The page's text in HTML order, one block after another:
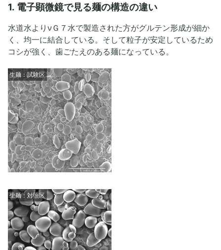
1. 電子顕微鏡で見る麺の構造の違い
水道水よりνＧ７水で製造された方がグルテン形成が細か
く、均一に結合している。そして粒子が安定しているため
コシが強く、歯ごたえのある麺になっている。
生麺：試験区
生麺：対照区